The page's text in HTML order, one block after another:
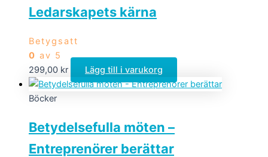
Ledarskapets kärna
Betygsatt
0 av 5
299,00 kr Lägg till i varukorg
Böcker
Betydelsefulla möten –
Entreprenörer berättar